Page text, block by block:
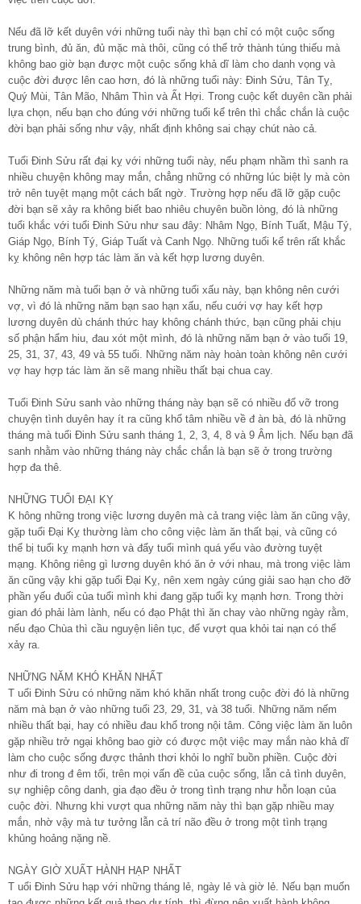
Nếu đã lỡ kết duyên với những tuổi này thì bạn chỉ có một cuộc sống
trung bình, đủ ăn, đủ mặc mà thôi, cũng có thể trở thành túng thiếu mà
không bao giờ bạn được một cuộc sống khả dĩ làm cho danh vọng và
cuộc đời được lên cao hơn, đó là những tuổi này: Đinh Sửu, Tân Tỵ,
Quý Mùi, Tân Mão, Nhâm Thìn và Ất Hợi. Trong cuộc kết duyên cần phải
lựa chọn, nếu bạn cho đúng với những tuổi kể trên thì chắc chắn là cuộc
đời bạn phải sống như vậy, nhất định không sai chạy chút nào cả.
Tuổi Đinh Sửu rất đại kỵ với những tuổi này, nếu phạm nhầm thì sanh ra
nhiều chuyện không may mắn, chẳng những có những lúc biệt ly mà còn
trở nên tuyệt mạng một cách bất ngờ. Trường hợp nếu đã lỡ gặp cuộc
đời bạn sẽ xảy ra không biết bao nhiêu chuyên buồn lòng, đó là những
tuổi khắc với tuổi Đinh Sửu như sau đây: Nhâm Ngọ, Bính Tuất, Mậu Tý,
Giáp Ngọ, Bính Tý, Giáp Tuất và Canh Ngọ. Những tuổi kể trên rất khắc
kỵ không nên hợp tác làm ăn và kết hợp lương duyên.
Những năm mà tuổi bạn ở và những tuổi xấu này, bạn không nên cưới
vợ, vì đó là những năm bạn sao hạn xấu, nếu cuới vợ hay kết hợp
lương duyên dù chánh thức hay không chánh thức, bạn cũng phải chịu
số phận hẩm hiu, đau xót một mình, đó là những năm bạn ở vào tuổi 19,
25, 31, 37, 43, 49 và 55 tuổi. Những năm này hoàn toàn không nên cưới
vợ hay hợp tác làm ăn sẽ mang nhiều thất bại chua cay.
Tuổi Đinh Sửu sanh vào những tháng này bạn sẽ có nhiều đổ vỡ trong
chuyện tình duyên hay ít ra cũng khổ tâm nhiều về đ àn bà, đó là những
tháng mà tuổi Đinh Sửu sanh tháng 1, 2, 3, 4, 8 và 9 Âm lịch. Nếu bạn đã
sanh nhằm vào những tháng này chắc chắn là bạn sẽ ở trong trường
hợp đa thê.
NHỮNG TUỔI ĐẠI KỴ
K hông những trong việc lương duyên mà cả trang việc làm ăn cũng vậy,
gặp tuổi Đại Kỵ thường làm cho công việc làm ăn thất bại, và cũng có
thể bị tuổi kỵ mạnh hơn và đẩy tuổi mình quá yếu vào đường tuyệt
mạng. Không riêng gì lương duyên khó ăn ở với nhau, mà trong việc làm
ăn cũng vậy khi gặp tuổi Đại Kỵ, nên xem ngày cúng giải sao hạn cho đỡ
phần yếu đuối của tuổi mình khi đang gặp tuổi kỵ mạnh hơn. Trong thời
gian đó phải làm lành, nếu có đạo Phật thì ăn chay vào những ngày rằm,
nếu đạo Chùa thì cầu nguyện liên tục, để vượt qua khỏi tai nạn có thể
xảy ra.
NHỮNG NĂM KHÓ KHĂN NHẤT
T uổi Đinh Sửu có những năm khó khăn nhất trong cuộc đời đó là những
năm mà bạn ở vào những tuổi 23, 29, 31, và 38 tuổi. Những năm nếm
nhiều thất bại, hay có nhiều đau khổ trong nội tâm. Công việc làm ăn luôn
gặp nhiều trở ngại không bao giờ có được một việc may mắn nào khả dĩ
làm cho cuộc sống được thảnh thơi khỏi lo nghĩ buồn phiền. Cuộc đời
như đi trong đ êm tối, trên mọi vấn đề của cuộc sống, lẫn cả tình duyên,
sự nghiệp công danh, gia đạo đều ở trong tình trạng như hỗn loạn của
cuộc đời. Nhưng khi vượt qua những năm này thì bạn gặp nhiều may
mắn, nhờ vậy mà tư tưởng lẫn cả trí não đều ở trong một tình trạng
khủng hoảng nặng nề.
NGÀY GIỜ XUẤT HÀNH HẠP NHẤT
T uổi Đinh Sửu hạp với những tháng lẻ, ngày lẻ và giờ lẻ. Nếu bạn muốn